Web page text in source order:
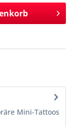
Mini-Tattoos